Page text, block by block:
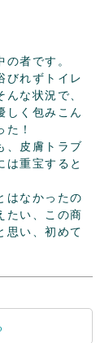
者です。
びれずトイレ
な状況で、
しく包みこん
！
、皮膚トラブ
は重宝すると
はなかったの
たい、この商
思い、初めて